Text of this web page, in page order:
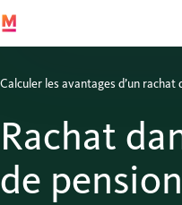
Calculer les avantages d’un rachat
Rachat
de pension